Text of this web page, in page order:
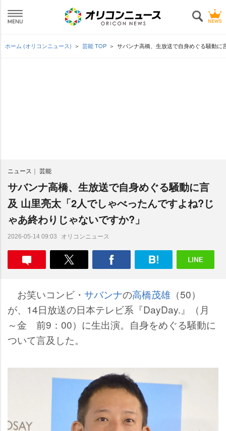
ホーム (オリコンニュース) 芸能 TOP サバンナ高橋、生放送で自身めぐる騒動
ニュース 芸能
サバンナ高橋、生放送で自身めぐる騒動に言
及 山里亮太「2人でしゃべったんですよね?じ
ゃあ終わりじゃないですか?」
2026-05-14 09:03 オリコンニュース
お笑いコンビ・ サバンナの高橋茂雄 （50）
が、14日放送の日本テレビ系『DayDay.』（月
～金 前9：00）に生出演。自身をめぐる騒動に
ついて言及した。